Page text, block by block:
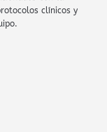
clínicos y